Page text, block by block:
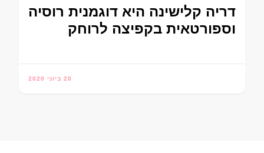
דריה קלישינה היא דוגמנית רוסיה
וספורטאית בקפיצה לרוחק
20 ביוני 2020